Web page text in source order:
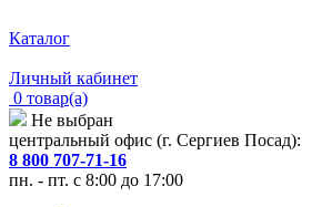
Каталог
Личный кабинет
0 товар(а)
Не выбран
центральный офис (г. Сергиев Посад):
8 800 707-71-16
пн. - пт. с 8:00 до 17:00